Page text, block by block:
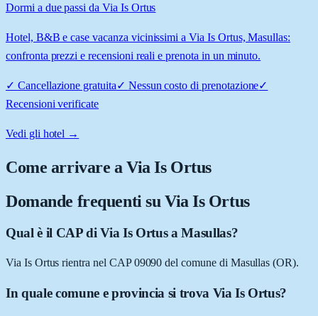
Dormi a due passi da Via Is Ortus
Hotel, B&B e case vacanza vicinissimi a Via Is Ortus, Masullas:
confronta prezzi e recensioni reali e prenota in un minuto.
✓ Cancellazione gratuita✓ Nessun costo di prenotazione✓
Recensioni verificate
Vedi gli hotel →
Come arrivare aVia Is Ortus
Domande frequenti su Via Is Ortus
Qual è il CAP di Via Is Ortus a Masullas?
Via Is Ortus rientra nel CAP 09090 del comune di Masullas (OR).
In quale comune e provincia si trova Via Is Ortus?